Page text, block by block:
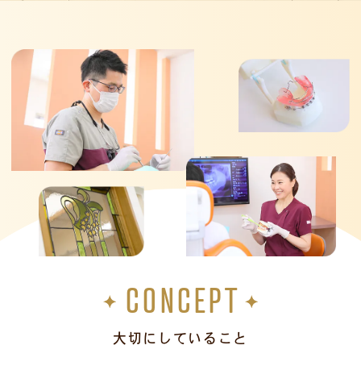
時間：10:00-15:00 受付は30分前まで
電話：0565-34-3000
12月29日〜1月3日
CONCEPT
大切にしていること